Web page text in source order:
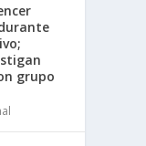
grupo